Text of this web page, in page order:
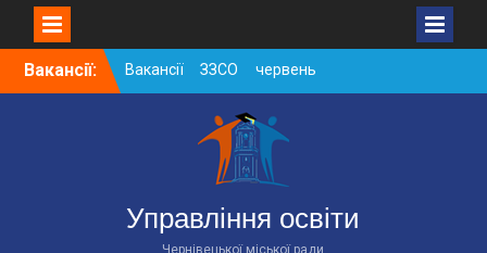
SkipВакансії:
Вакансії ЗЗСО червень
2026
Вакансії у ЗДО та
дошкільних підрозділах
ЗЗСО станом на
01.08.2026 р.
Вакансії ЗЗСО серпень
2026
Управління освіти
Чернівецької міської ради